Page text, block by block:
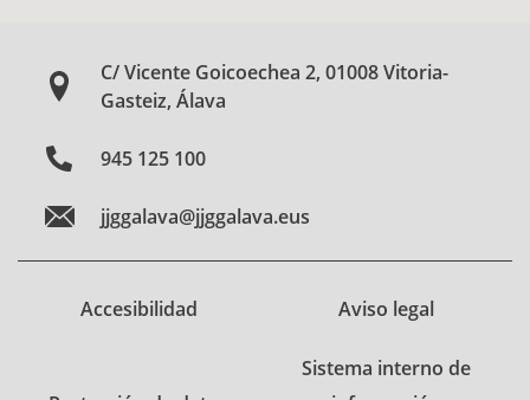
C/ Vicente Goicoechea 2, 01008 Vitoria-
Gasteiz, Álava
945 125 100
jjggalava@jjggalava.eus
Accesibilidad Aviso legal
Sistema interno de